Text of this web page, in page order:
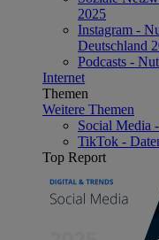
2025
Instagram -
Deutschland
Podcasts -
Internet
Themen
Weitere Themen
Social Media
TikTok -
Top Report